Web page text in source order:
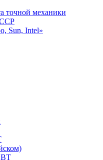
точной механики
Sun, Intel»